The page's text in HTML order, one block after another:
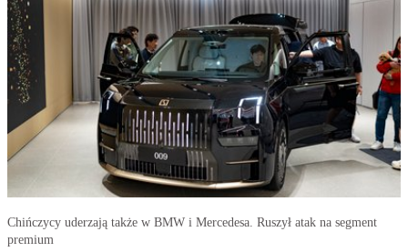
Chińczycy uderzają także w BMW i Mercedesa. Ruszył atak na segment
premium